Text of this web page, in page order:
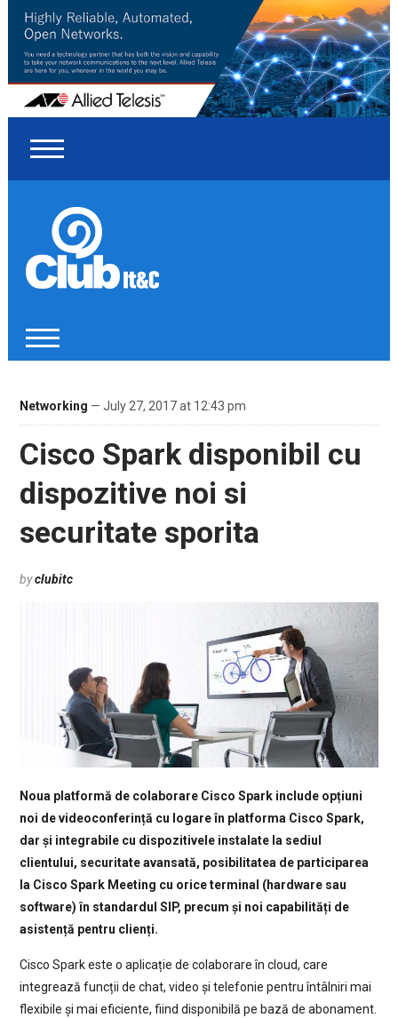
Networking — July 27, 2017 at 12:43 pm
Cisco Spark disponibil cu
dispozitive noi si
securitate sporita
byclubitc
Noua platformă de colaborare Cisco Spark include opțiuni
noi de videoconferință cu logare în platforma Cisco Spark,
dar și integrabile cu dispozitivele instalate la sediul
clientului, securitate avansată, posibilitatea de participarea
la Cisco Spark Meeting cu orice terminal (hardware sau
software) în standardul SIP, precum și noi capabilități de
asistență pentru clienți.
Cisco Spark este o aplicație de colaborare în cloud, care
integrează funcții de chat, video și telefonie pentru întâlniri mai
flexibile și mai eficiente, fiind disponibilă pe bază de abonament.